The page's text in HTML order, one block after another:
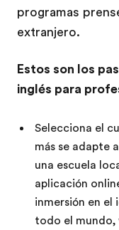
programas
extranjero.
Estos son los
inglés para
Selecciona el
más se adapte
una escuela
aplicación
inmersión en
todo el mundo,